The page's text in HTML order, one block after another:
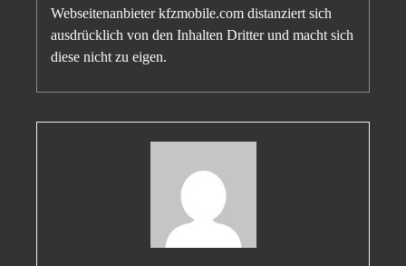
Webseitenanbieter kfzmobile.com distanziert sich
ausdrücklich von den Inhalten Dritter und macht sich
diese nicht zu eigen.